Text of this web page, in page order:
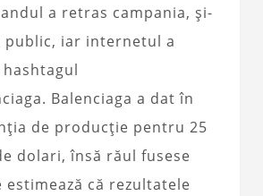
a retras campania, și-
public, iar internetul a
Balenciaga a dat în
de producție pentru 25
dolari, însă răul fusese
estimează că rezultatele